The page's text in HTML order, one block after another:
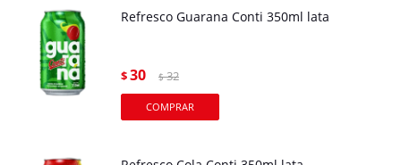
Refresco Guarana Conti 350ml lata
$30 $ 32